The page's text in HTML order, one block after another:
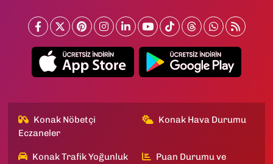
Konak Nöbetçi
Eczaneler
Konak Hava Durumu
Konak Trafik Yoğunluk
Puan Durumu ve